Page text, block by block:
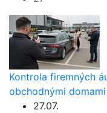
Kontrola firemných
obchodnými domami
27.07.